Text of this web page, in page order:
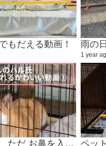
もだえる動画！ 雨の
1 year
癒しのハル氏 ただ お鼻を入れるかわいい動画①